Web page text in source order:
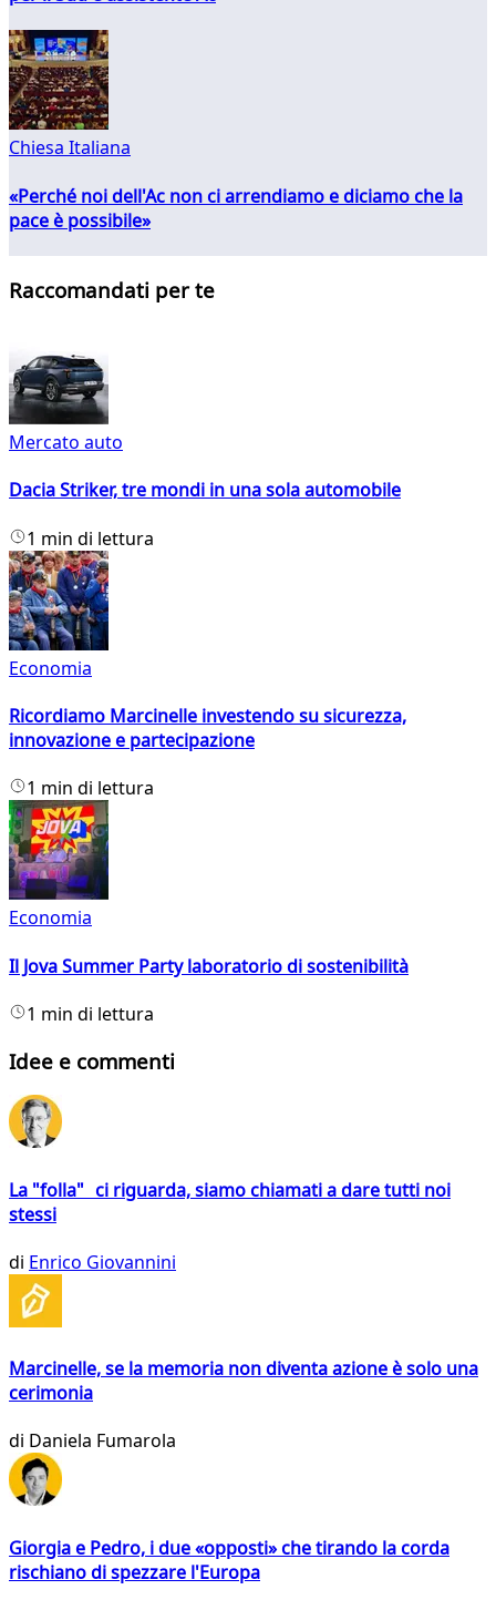
Chiesa Italiana
«Perché noi dell'Ac non ci arrendiamo e diciamo che la
pace è possibile»
Raccomandati per te
Mercato auto
Dacia Striker, tre mondi in una sola automobile
1 min di lettura
Economia
Ricordiamo Marcinelle investendo su sicurezza,
innovazione e partecipazione
1 min di lettura
Economia
Il Jova Summer Party laboratorio di sostenibilità
1 min di lettura
Idee e commenti
La "folla" ci riguarda, siamo chiamati a dare tutti noi
stessi
di Enrico Giovannini
Marcinelle, se la memoria non diventa azione è solo una
cerimonia
di Daniela Fumarola
Giorgia e Pedro, i due «opposti» che tirando la corda
rischiano di spezzare l'Europa